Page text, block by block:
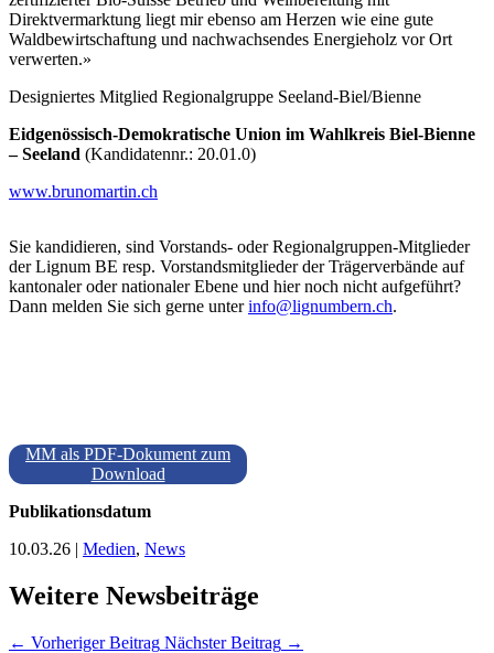
Direktvermarktung liegt mir ebenso am Herzen wie eine gute
Waldbewirtschaftung und nachwachsendes Energieholz vor Ort
verwerten.»
Designiertes Mitglied Regionalgruppe Seeland-Biel/Bienne
Eidgenössisch-Demokratische Union im Wahlkreis Biel-Bienne
– Seeland (Kandidatennr.: 20.01.0)
www.brunomartin.ch
Sie kandidieren, sind Vorstands- oder Regionalgruppen-Mitglieder
der Lignum BE resp. Vorstandsmitglieder der Trägerverbände auf
kantonaler oder nationaler Ebene und hier noch nicht aufgeführt?
Dann melden Sie sich gerne unterinfo@lignumbern.ch.
MM als PDF-Dokument zum
Download
Publikationsdatum
10.03.26 | Medien, News
Weitere Newsbeiträge
← Vorheriger Beitrag Nächster Beitrag →